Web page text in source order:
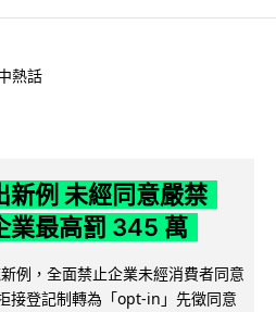
熱話
新例 未經同意嚴禁
業最高罰 345 萬
例，全面禁止企業未經消費者同意
接登記制轉為「opt-in」先徵同意